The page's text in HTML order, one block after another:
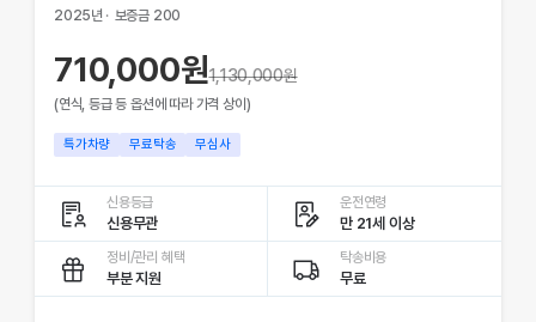
2025년 · 보증금 200
710,000원1,130,000원
(연식, 등급 등 옵션에 따라 가격 상이)
특가차량 무료탁송 무심사
신용등급
신용무관
운전연령
만 21세 이상
정비/관리 혜택
부분 지원
탁송비용
무료